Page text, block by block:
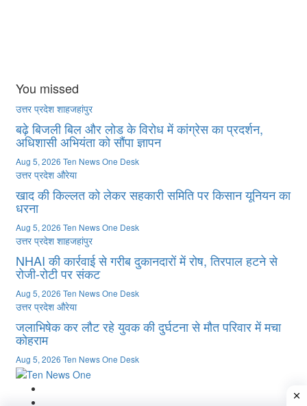
You missed
उत्तर प्रदेश शाहजहांपुर
बढ़े बिजली बिल और लोड के विरोध में कांग्रेस का प्रदर्शन,
अधिशासी अभियंता को सौंपा ज्ञापन
Aug 5, 2026 Ten News One Desk
उत्तर प्रदेश औरेया
खाद की किल्लत को लेकर सहकारी समिति पर किसान यूनियन का
धरना
Aug 5, 2026 Ten News One Desk
उत्तर प्रदेश शाहजहांपुर
NHAI की कार्रवाई से गरीब दुकानदारों में रोष, तिरपाल हटने से
रोजी-रोटी पर संकट
Aug 5, 2026 Ten News One Desk
उत्तर प्रदेश औरेया
जलाभिषेक कर लौट रहे युवक की दुर्घटना से मौत परिवार में मचा
कोहराम
Aug 5, 2026 Ten News One Desk